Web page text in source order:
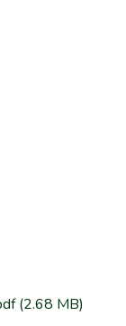
(2.68 MB)